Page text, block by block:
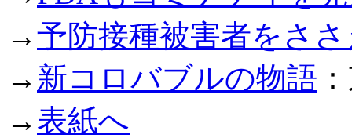
→予防接種被害者をさ
→ 新コロバブルの物語
→ 表紙へ